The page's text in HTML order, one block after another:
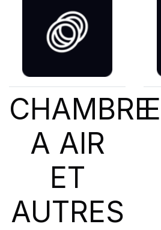
CHAMBRE
A AIR
ET
AUTRES